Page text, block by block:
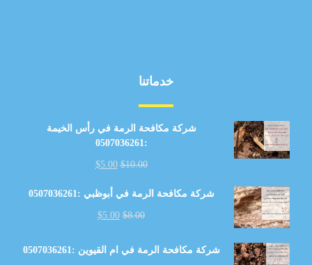
خدماتنا
شركة مكافحة الرمة في رأس الخيمة
:0507036261
$10.00
$5.00
شركة مكافحة الرمة في أبوظبي :0507036261
$8.00
$5.00
شركة مكافحة الرمة في ام القيوين :0507036261